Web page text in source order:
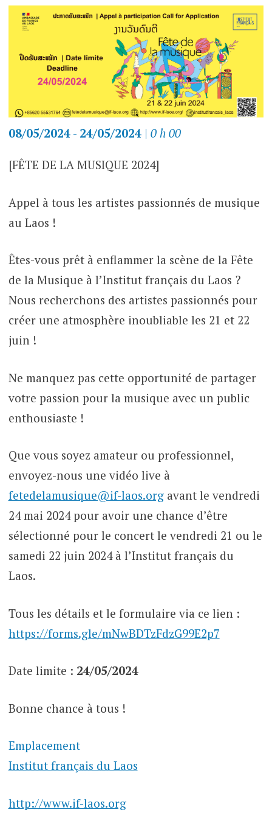
08/05/2024 - 24/05/2024| 0 h 00
[FÊTE DE LA MUSIQUE 2024]
Appel à tous les artistes passionnés de musique
au Laos !
Êtes-vous prêt à enflammer la scène de la Fête
de la Musique à l’Institut français du Laos ?
Nous recherchons des artistes passionnés pour
créer une atmosphère inoubliable les 21 et 22
juin !
Ne manquez pas cette opportunité de partager
votre passion pour la musique avec un public
enthousiaste !
Que vous soyez amateur ou professionnel,
envoyez-nous une vidéo live à
fetedelamusique@if-laos.orgavant le vendredi
24 mai 2024 pour avoir une chance d’être
sélectionné pour le concert le vendredi 21 ou le
samedi 22 juin 2024 à l’Institut français du
Laos.
Tous les détails et le formulaire via ce lien :
https://forms.gle/mNwBDTzFdzG99E2p7
Date limite : 24/05/2024
Bonne chance à tous !
Emplacement
Institut français du Laos
http://www.if-laos.org